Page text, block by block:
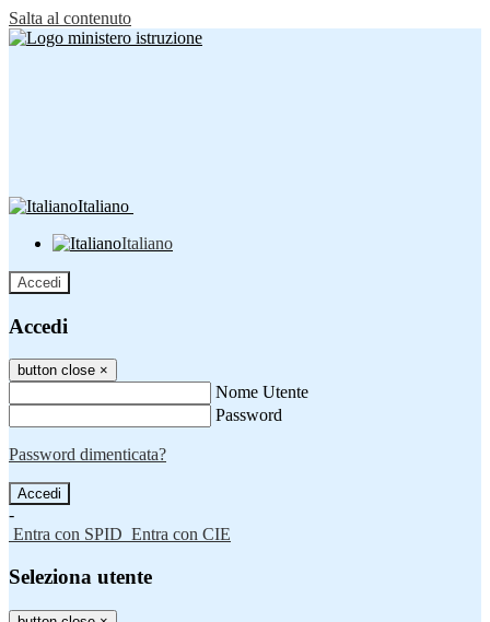
Salta al contenuto
Italiano
Italiano
Accedi
Accedi
button close ×
Nome Utente
Password
Password dimenticata?
-
Entra con SPID Entra con CIE
Seleziona utente